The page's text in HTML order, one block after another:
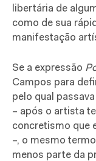
libertária de
como de sua
manifestação
Se a expressão
Campos para
pelo qual
– após o artista
concretismo que
–, o mesmo
menos parte da